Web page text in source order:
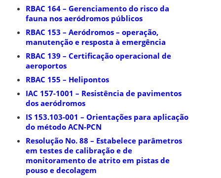
RBAC 164 – Gerenciamento do risco da
fauna nos aeródromos públicos
RBAC 153 – Aeródromos – operação,
manutenção e resposta à emergência
RBAC 139 – Certificação operacional de
aeroportos
RBAC 155 – Helipontos
IAC 157-1001 – Resistência de pavimentos
dos aeródromos
IS 153.103-001 – Orientações para aplicação
do método ACN-PCN
Resolução No. 88 – Estabelece parâmetros
em testes de calibração e de
monitoramento de atrito em pistas de
pouso e decolagem